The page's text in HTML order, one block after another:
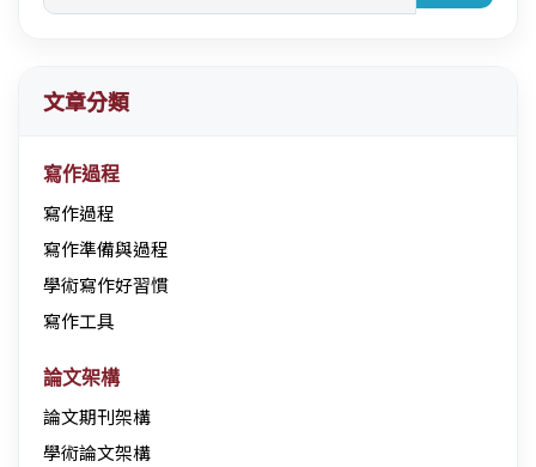
文章分類
寫作過程
寫作過程
寫作準備與過程
學術寫作好習慣
寫作工具
論文架構
論文期刊架構
學術論文架構